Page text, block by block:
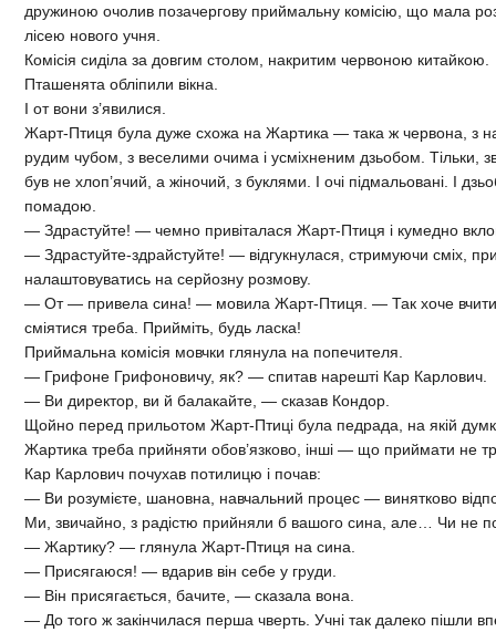
дружиною очолив позачергову приймальну комісію, що мала
лісею нового учня.
Комісія сиділа за довгим столом, накритим червоною китайкою.
Пташенята обліпили вікна.
І от вони з’явилися.
Жарт-Птиця була дуже схожа на Жартика — така ж червона, з
рудим чубом, з веселими очима і усміхненим дзьобом. Тільки,
був не хлоп’ячий, а жіночий, з буклями. І очі підмальовані. І
помадою.
— Здрастуйте! — чемно привіталася Жарт-Птиця і кумедно
— Здрастуйте-здрайстуйте! — відгукнулася, стримуючи сміх,
налаштовуватись на серйозну розмову.
— От — привела сина! — мовила Жарт-Птиця. — Так хоче
сміятися треба. Прийміть, будь ласка!
Приймальна комісія мовчки глянула на попечителя.
— Грифоне Грифоновичу, як? — спитав нарешті Кар Карлович.
— Ви директор, ви й балакайте, — сказав Кондор.
Щойно перед прильотом Жарт-Птиці була педрада, на якій
Жартика треба прийняти обов’язково, інші — що приймати не
Кар Карлович почухав потилицю і почав:
— Ви розумієте, шановна, навчальний процес — винятково
Ми, звичайно, з радістю прийняли б вашого сина, але… Чи не
— Жартику? — глянула Жарт-Птиця на сина.
— Присягаюся! — вдарив він себе у груди.
— Він присягається, бачите, — сказала вона.
— До того ж закінчилася перша чверть. Учні так далеко пішли